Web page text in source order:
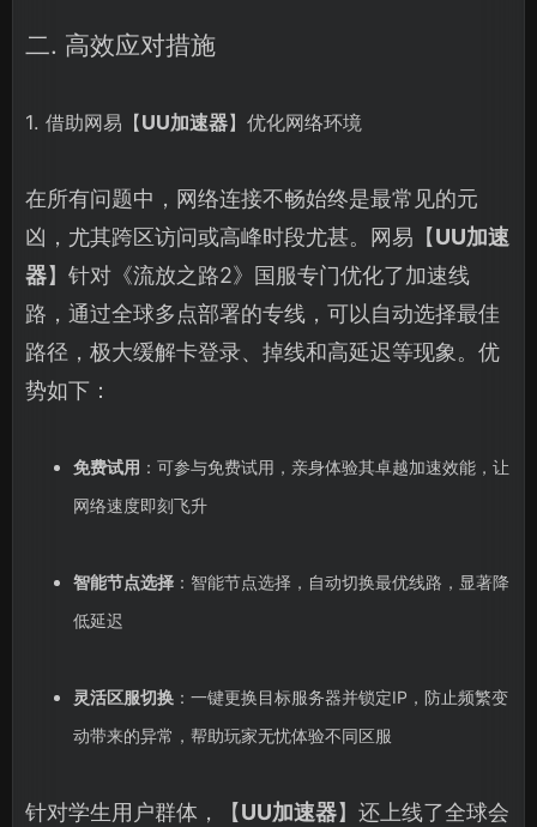
二. 高效应对措施
1. 借助网易【UU加速器】优化网络环境
在所有问题中，网络连接不畅始终是最常见的元
凶，尤其跨区访问或高峰时段尤甚。网易【UU加速
器】针对《流放之路2》国服专门优化了加速线
路，通过全球多点部署的专线，可以自动选择最佳
路径，极大缓解卡登录、掉线和高延迟等现象。优
势如下：
免费试用 ：可参与免费试用，亲身体验其卓越加速效能，让
网络速度即刻飞升
智能节点选择：智能节点选择，自动切换最优线路，显著降
低延迟
灵活区服切换：一键更换目标服务器并锁定IP，防止频繁变
动带来的异常，帮助玩家无忧体验不同区服
针对学生用户群体，【UU加速器】还上线了全球会